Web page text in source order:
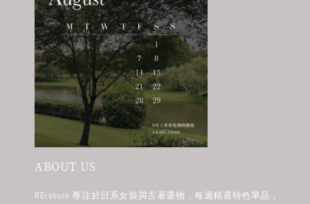
ABOUT US
REreburn 專注於日系女裝與古著選物，每週精選特色單品，